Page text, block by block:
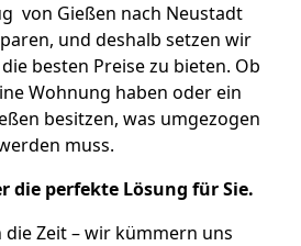
von Gießen nach Neustadt
und deshalb setzen wir
besten Preise zu bieten. Ob
Wohnung haben oder ein
besitzen, was umgezogen
muss.
die perfekte Lösung für Sie.
die Zeit – wir kümmern uns